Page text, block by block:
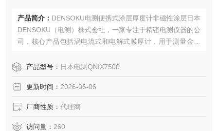
产品简介： DENSOKU电测便携式涂层厚度计非磁性涂层日本
DENSOKU（电测）株式会社，一家专注于精密电测仪器的公
司，核心产品包括涡电流式和电解式膜厚计，用于测量金属
辆、钢铁等行业，对测量精度要求高。DENSOKU电测仪器的
m，具体取决于型号和应用场景。
产品型号： 日本电测QNIX7500
更新时间： 2026-06-06
厂商性质： 代理商
访问量： 260